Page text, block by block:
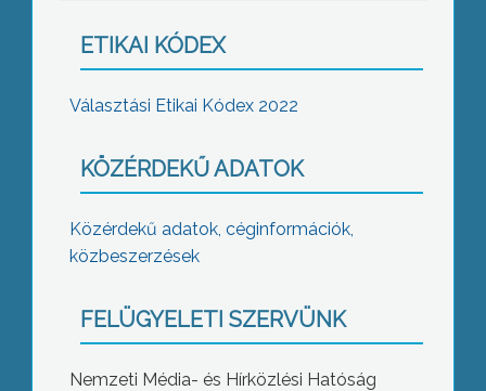
ETIKAI KÓDEX
Választási Etikai Kódex 2022
KÖZÉRDEKŰ ADATOK
Közérdekű adatok, céginformációk,
közbeszerzések
FELÜGYELETI SZERVÜNK
Nemzeti Média- és Hírközlési Hatóság